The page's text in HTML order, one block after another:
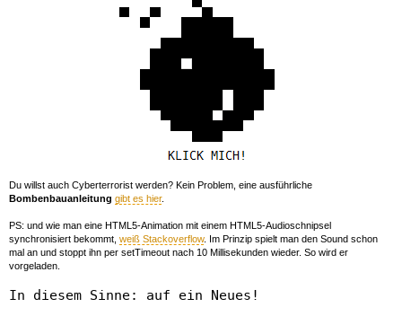
Du willst auch Cyberterrorist werden? Kein Problem, eine ausführliche
Bombenbauanleitung gibt es hier.
PS: und wie man eine HTML5-Animation mit einem HTML5-Audioschnipsel
synchronisiert bekommt, weiß Stackoverflow. Im Prinzip spielt man den Sound schon
mal an und stoppt ihn per setTimeout nach 10 Millisekunden wieder. So wird er
vorgeladen.
In diesem Sinne: auf ein Neues!